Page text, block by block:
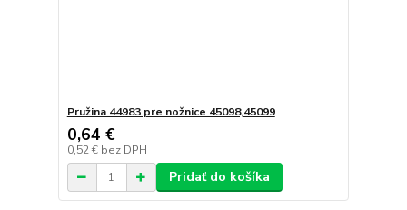
Pružina 44983 pre nožnice 45098,45099
0,64 €
0,52 € bez DPH
Pridať do košíka